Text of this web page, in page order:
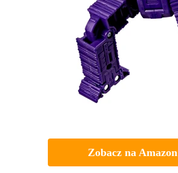
Zobacz na Amazon